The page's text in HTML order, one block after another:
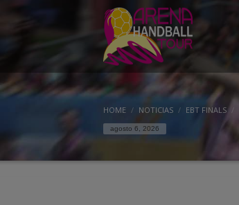
HOME NOTICIAS EBT FINALS
agosto 6, 2026